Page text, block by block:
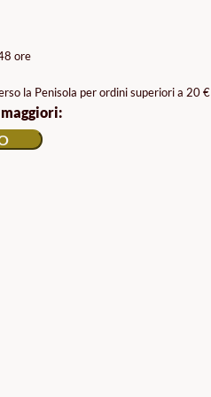
ore
la Penisola per ordini superiori a 20 €